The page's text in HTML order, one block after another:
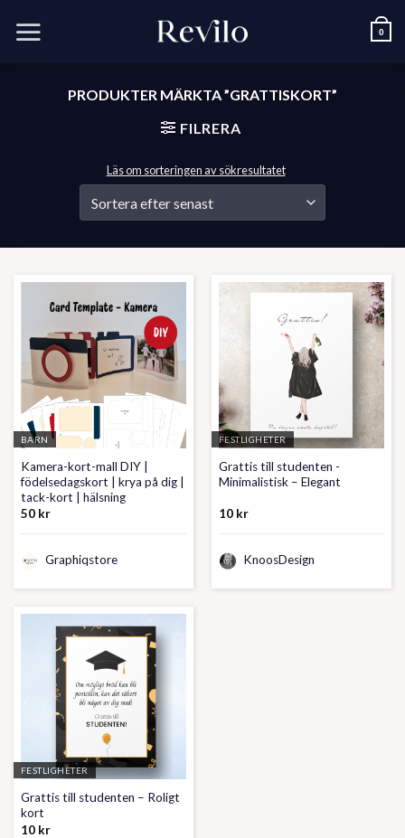
0
PRODUKTER MÄRKTA ”GRATTISKORT”
FILRERA
Läs om sorteringen av sökresultatet
BARN
Kamera-kort-mall DIY |
födelsedagskort | krya på dig |
tack-kort | hälsning
50 kr
Graphiqstore
FESTLIGHETER
Grattis till studenten -
Minimalistisk – Elegant
10 kr
KnoosDesign
FESTLIGHETER
Grattis till studenten – Roligt
kort
10 kr